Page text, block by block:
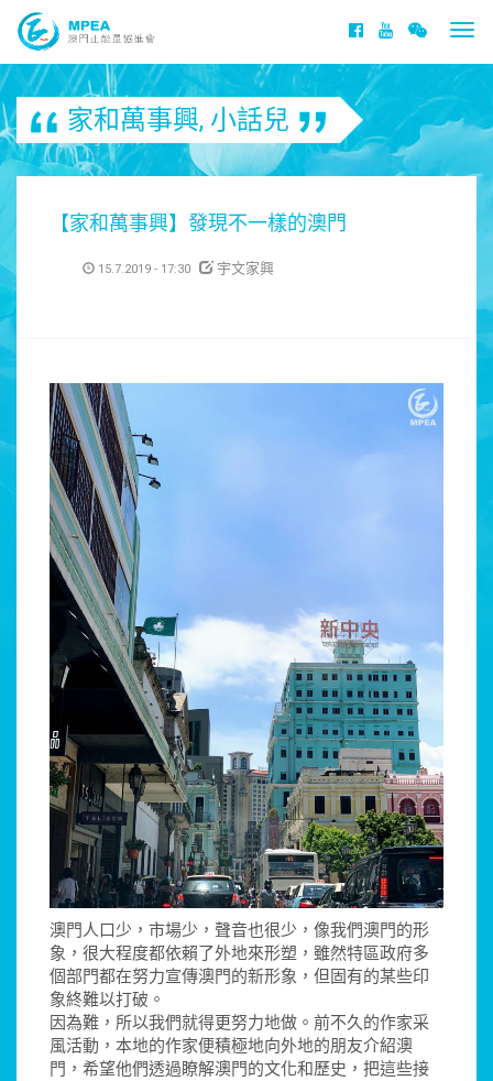
家和萬事興, 小話兒
【家和萬事興】發現不一樣的澳門
15.7.2019 - 17:30 宇文家興
澳門人口少，市場少，聲音也很少，像我們澳門的形
象，很大程度都依賴了外地來形塑，雖然特區政府多
個部門都在努力宣傳澳門的新形象，但固有的某些印
象終難以打破。
因為難，所以我們就得更努力地做。前不久的作家采
風活動，本地的作家便積極地向外地的朋友介紹澳
門，希望他們透過瞭解澳門的文化和歷史，把這些接